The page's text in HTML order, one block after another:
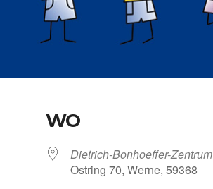
WO
Dietrich-Bonhoeffer-Zentrum
Ost­ring 70, Wer­ne, 59368